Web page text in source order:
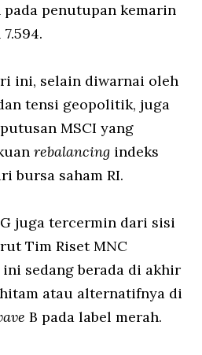
penutupan kemarin
ini, selain diwarnai oleh
tensi geopolitik, juga
MSCI yang
rebalancing indeks
bursa saham RI.
juga tercermin dari sisi
Tim Riset MNC
sedang berada di akhir
atau alternatifnya di
B pada label merah.